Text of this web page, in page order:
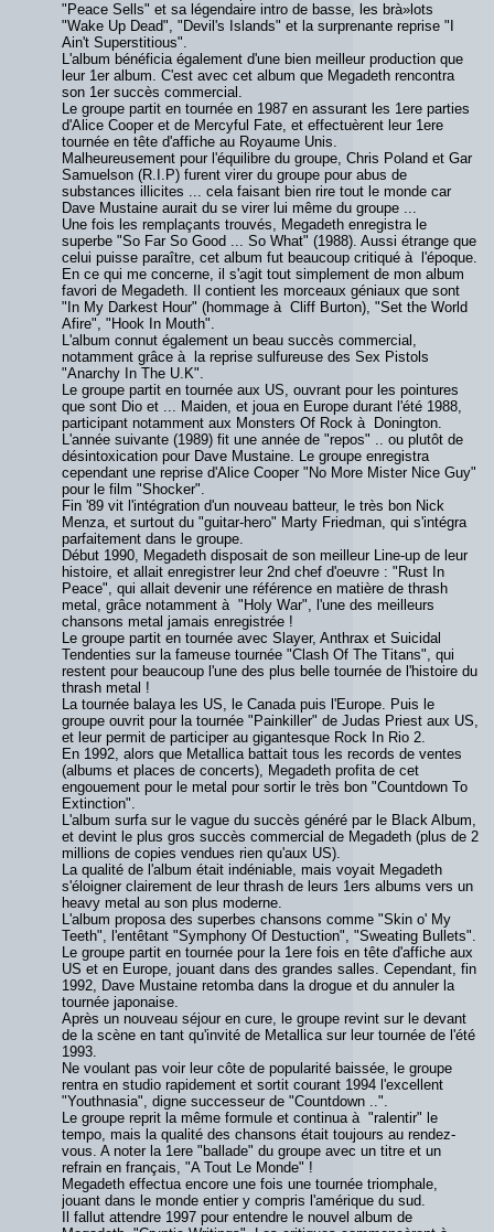
"Peace Sells" et sa légendaire intro de basse, les brà»lots
"Wake Up Dead", "Devil's Islands" et la surprenante reprise "I
Ain't Superstitious".
L'album bénéficia également d'une bien meilleur production que
leur 1er album. C'est avec cet album que Megadeth rencontra
son 1er succès commercial.
Le groupe partit en tournée en 1987 en assurant les 1ere parties
d'Alice Cooper et de Mercyful Fate, et effectuèrent leur 1ere
tournée en tête d'affiche au Royaume Unis.
Malheureusement pour l'équilibre du groupe, Chris Poland et Gar
Samuelson (R.I.P) furent virer du groupe pour abus de
substances illicites ... cela faisant bien rire tout le monde car
Dave Mustaine aurait du se virer lui même du groupe ...
Une fois les remplaçants trouvés, Megadeth enregistra le
superbe "So Far So Good ... So What" (1988). Aussi étrange que
celui puisse paraître, cet album fut beaucoup critiqué à l'époque.
En ce qui me concerne, il s'agit tout simplement de mon album
favori de Megadeth. Il contient les morceaux géniaux que sont
"In My Darkest Hour" (hommage à Cliff Burton), "Set the World
Afire", "Hook In Mouth".
L'album connut également un beau succès commercial,
notamment grâce à la reprise sulfureuse des Sex Pistols
"Anarchy In The U.K".
Le groupe partit en tournée aux US, ouvrant pour les pointures
que sont Dio et ... Maiden, et joua en Europe durant l'été 1988,
participant notamment aux Monsters Of Rock à Donington.
L'année suivante (1989) fit une année de "repos" .. ou plutôt de
désintoxication pour Dave Mustaine. Le groupe enregistra
cependant une reprise d'Alice Cooper "No More Mister Nice Guy"
pour le film "Shocker".
Fin '89 vit l'intégration d'un nouveau batteur, le très bon Nick
Menza, et surtout du "guitar-hero" Marty Friedman, qui s'intégra
parfaitement dans le groupe.
Début 1990, Megadeth disposait de son meilleur Line-up de leur
histoire, et allait enregistrer leur 2nd chef d'oeuvre : "Rust In
Peace", qui allait devenir une référence en matière de thrash
metal, grâce notamment à "Holy War", l'une des meilleurs
chansons metal jamais enregistrée !
Le groupe partit en tournée avec Slayer, Anthrax et Suicidal
Tendenties sur la fameuse tournée "Clash Of The Titans", qui
restent pour beaucoup l'une des plus belle tournée de l'histoire du
thrash metal !
La tournée balaya les US, le Canada puis l'Europe. Puis le
groupe ouvrit pour la tournée "Painkiller" de Judas Priest aux US,
et leur permit de participer au gigantesque Rock In Rio 2.
En 1992, alors que Metallica battait tous les records de ventes
(albums et places de concerts), Megadeth profita de cet
engouement pour le metal pour sortir le très bon "Countdown To
Extinction".
L'album surfa sur le vague du succès généré par le Black Album,
et devint le plus gros succès commercial de Megadeth (plus de 2
millions de copies vendues rien qu'aux US).
La qualité de l'album était indéniable, mais voyait Megadeth
s'éloigner clairement de leur thrash de leurs 1ers albums vers un
heavy metal au son plus moderne.
L'album proposa des superbes chansons comme "Skin o' My
Teeth", l'entêtant "Symphony Of Destuction", "Sweating Bullets".
Le groupe partit en tournée pour la 1ere fois en tête d'affiche aux
US et en Europe, jouant dans des grandes salles. Cependant, fin
1992, Dave Mustaine retomba dans la drogue et du annuler la
tournée japonaise.
Après un nouveau séjour en cure, le groupe revint sur le devant
de la scène en tant qu'invité de Metallica sur leur tournée de l'été
1993.
Ne voulant pas voir leur côte de popularité baissée, le groupe
rentra en studio rapidement et sortit courant 1994 l'excellent
"Youthnasia", digne successeur de "Countdown ..".
Le groupe reprit la même formule et continua à "ralentir" le
tempo, mais la qualité des chansons était toujours au rendez-
vous. A noter la 1ere "ballade" du groupe avec un titre et un
refrain en français, "A Tout Le Monde" !
Megadeth effectua encore une fois une tournée triomphale,
jouant dans le monde entier y compris l'amérique du sud.
Il fallut attendre 1997 pour entendre le nouvel album de